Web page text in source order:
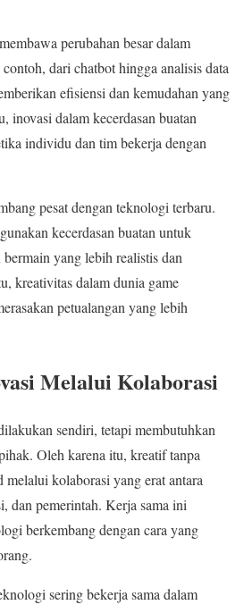
perubahan besar dalam
dari chatbot hingga analisis data
efisiensi dan kemudahan yang
inovasi dalam kecerdasan buatan
individu dan tim bekerja dengan
pesat dengan teknologi terbaru.
kecerdasan buatan untuk
yang lebih realistis dan
kreativitas dalam dunia game
petualangan yang lebih
Melalui Kolaborasi
sendiri, tetapi membutuhkan
Oleh karena itu, kreatif tanpa
melalui kolaborasi yang erat antara
dan pemerintah. Kerja sama ini
berkembang dengan cara yang
sering bekerja sama dalam